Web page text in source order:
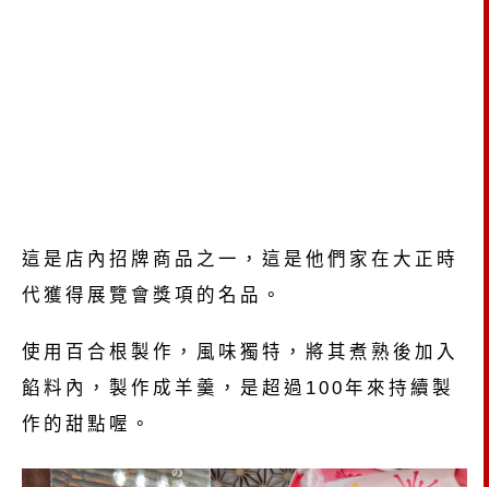
這是店內招牌商品之一，這是他們家在大正時
代獲得展覽會獎項的名品。
使用百合根製作，風味獨特，將其煮熟後加入
餡料內，製作成羊羹，是超過100年來持續製
作的甜點喔。